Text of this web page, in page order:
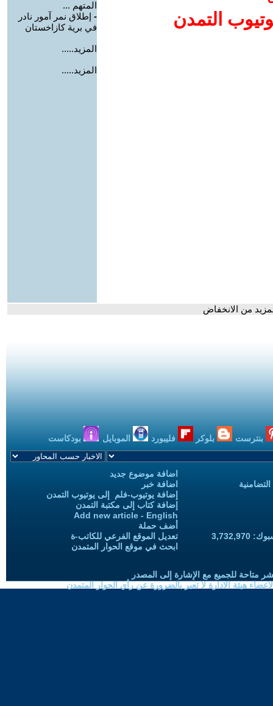
التمدن
المتهم ...
- إطلاق نمر آمور نادر
في برية كازاخستان
المزيد.....
المزيد.....
بنترست بلوكر فليبورد الموبايل بودكاست
اضافة موضوع جديد
اضافة خبر
إضافة يوتيوب-فلم إلى يوتيوب التمدن
إضافة كتاب إلى مكتبة التمدن
Add new article - English
أضف حملة
تعديل الموقع الفرعي للكاتب-ة
ابحث في موقع الحوار المتمدن
متاحة للجميع مع الإشارة إلى المصدر
هيئة الادارة لا تعبر بالضرورة عن رأي الحوار المتمدن